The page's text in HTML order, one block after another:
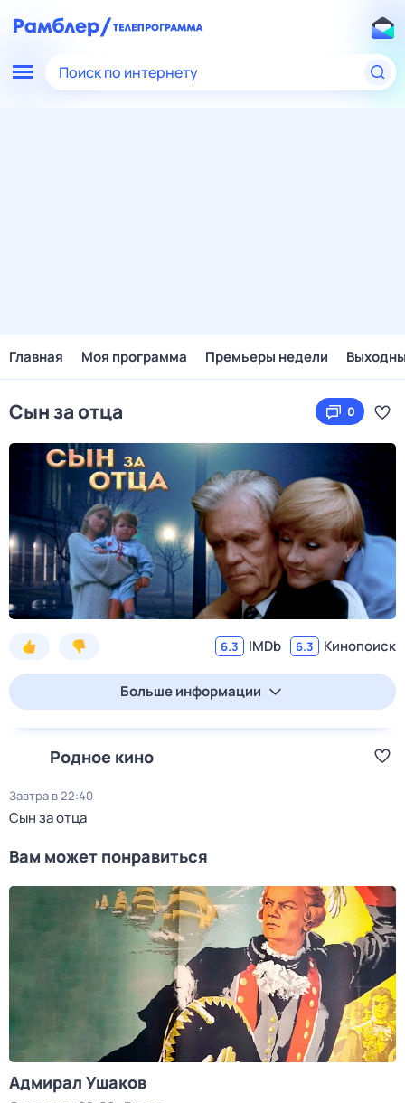
Поиск по интернету
Главная Моя программа Премьеры недели
Сын за отца 0
6.3 IMDb 6.3 Кинопоиск
Больше информации
Родное кино
Завтра в 22:40
Сын за отца
Вам может понравиться
Адмирал Ушаков